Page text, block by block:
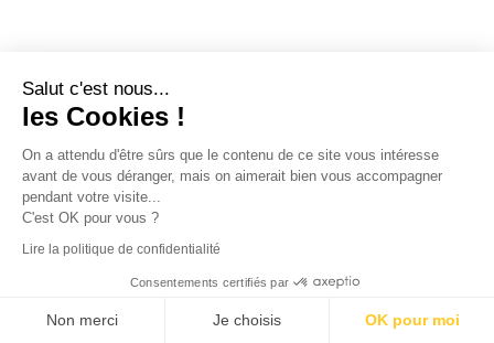
Salut c'est nous...
les Cookies !
On a attendu d'être sûrs que le contenu de ce site vous intéresse
avant de vous déranger, mais on aimerait bien vous accompagner
pendant votre visite...
C'est OK pour vous ?
Lire la politique de confidentialité
Consentements certifiés par
Non merci Je choisis OK pour moi